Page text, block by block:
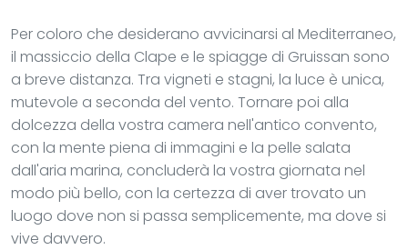
Per coloro che desiderano avvicinarsi al Mediterraneo,
il massiccio della Clape e le spiagge di Gruissan sono
a breve distanza. Tra vigneti e stagni, la luce è unica,
mutevole a seconda del vento. Tornare poi alla
dolcezza della vostra camera nell'antico convento,
con la mente piena di immagini e la pelle salata
dall'aria marina, concluderà la vostra giornata nel
modo più bello, con la certezza di aver trovato un
luogo dove non si passa semplicemente, ma dove si
vive davvero.